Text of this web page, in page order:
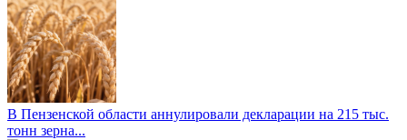
В Пензенской области аннулировали декларации на 215 тыс.
тонн зерна...